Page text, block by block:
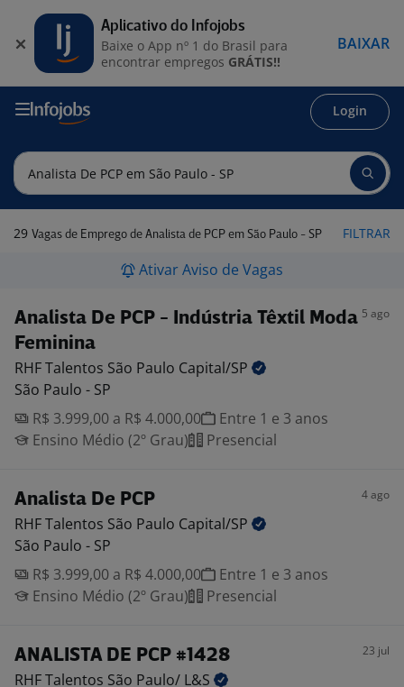
Login
29 Vagas de Emprego de Analista de PCP em São Paulo - SP FILTRAR
Ativar Aviso de Vagas
Analista De PCP - Indústria Têxtil Moda
Feminina
5 ago
RHF Talentos São Paulo Capital/SP
São Paulo - SP
R$ 3.999,00 a R$ 4.000,00
Entre 1 e 3 anos
Ensino Médio (2º Grau)
Presencial
Analista De PCP 4 ago
RHF Talentos São Paulo Capital/SP
São Paulo - SP
R$ 3.999,00 a R$ 4.000,00
Entre 1 e 3 anos
Ensino Médio (2º Grau)
Presencial
ANALISTA DE PCP #1428 23 jul
RHF Talentos São Paulo/ L&S
Aplicativo do Infojobs
Baixe o App nº 1 do Brasil para
encontrar empregos GRÁTIS!!
BAIXAR